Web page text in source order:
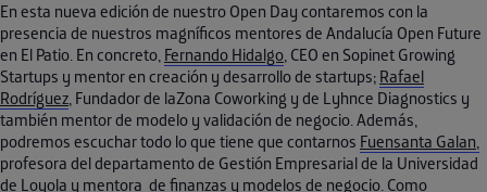
En esta nueva edición de nuestro Open Day contaremos con la
presencia de nuestros magníficos mentores de Andalucía Open Future
en El Patio. En concreto, Fernando Hidalgo, CEO en Sopinet Growing
Startups y mentor en creación y desarrollo de startups; Rafael
Rodríguez, Fundador de laZona Coworking y de Lyhnce Diagnostics y
también mentor de modelo y validación de negocio. Además,
podremos escuchar todo lo que tiene que contarnos Fuensanta Galan,
profesora del departamento de Gestión Empresarial de la Universidad
de Loyola y mentora de finanzas y modelos de negocio. Como